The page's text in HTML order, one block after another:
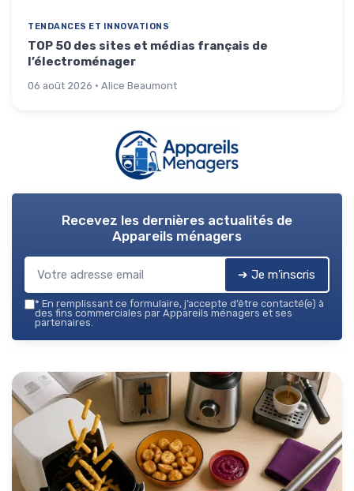
TENDANCES ET INNOVATIONS
TOP 50 des sites et médias français de
l’électroménager
06 août 2026 · Alice Beaumont
Recevez les dernières actualités de
Appareils ménagers
➔ Je m'inscris
* En remplissant ce formulaire, j’accepte d’être contacté(e) à
des fins commerciales par Appareils ménagers et ses
partenaires.